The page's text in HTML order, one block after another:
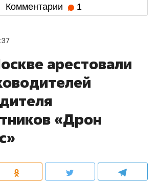
Комментарии 1
арестовали
«Дрон